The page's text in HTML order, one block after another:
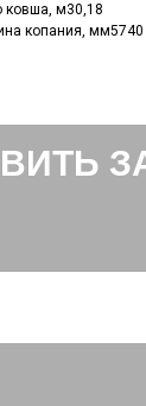
ковша, м30,18
копания, мм5740